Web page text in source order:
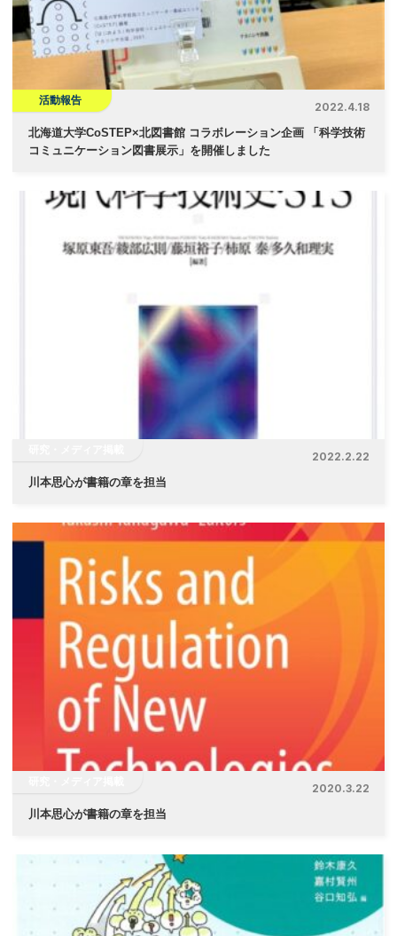
活動報告
2022.4.18
北海道大学CoSTEP×北図書館 コラボレーション企画 「科学技術
コミュニケーション図書展示」を開催しました
2022.2.22
川本思心が書籍の章を担当
2020.3.22
川本思心が書籍の章を担当